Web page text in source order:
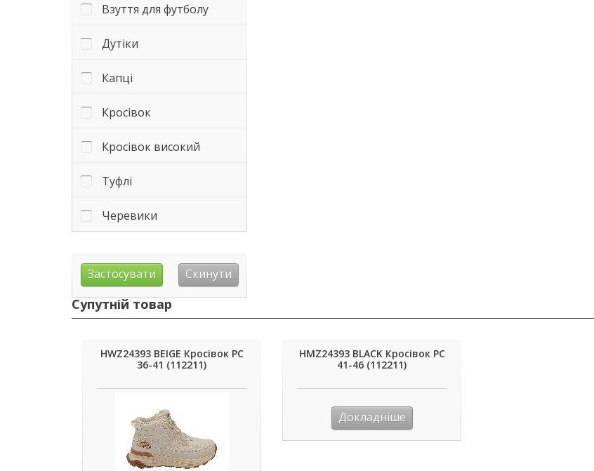
Взуття для футболу
Дутіки
Капці
Кросівок
Кросівок високий
Туфлі
Черевики
Супутній товар
HWZ24393 BEIGE Кросівок РС
36-41 (112211)
HMZ24393 BLACK Кросівок РС
41-46 (112211)
Докладніше